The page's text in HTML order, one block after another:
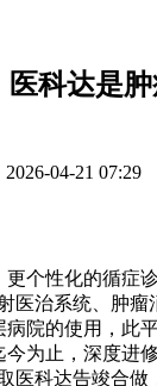
医科达是
2026-04-21 07:29
性化的循症
治系统、肿
院的使用，
为止，深度进
科达告竣合